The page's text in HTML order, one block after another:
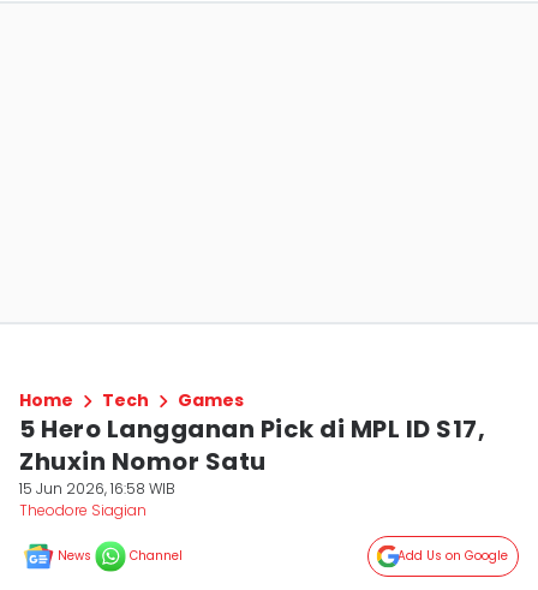
Home Tech Games
5 Hero Langganan Pick di MPL ID S17,
Zhuxin Nomor Satu
15 Jun 2026, 16:58 WIB
Theodore Siagian
News Channel Add Us on Google